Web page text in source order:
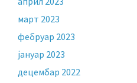
март 2023
фебруар 2023
јануар 2023
децембар 2022